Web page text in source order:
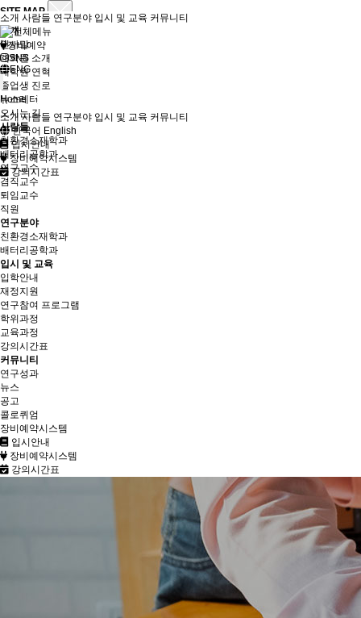
SITE MAP
소개
인사말
대학원 소개
대학원 연혁
졸업생 진로
뉴스레터
오시는 길
사람들
친환경소재학과
배터리공학과
연구교수
겸직교수
퇴임교수
직원
연구분야
친환경소재학과
배터리공학과
입시 및 교육
입학안내
재정지원
연구참여 프로그램
학위과정
교육과정
강의시간표
커뮤니티
연구성과
뉴스
공고
콜로퀴엄
장비예약시스템
입시안내
장비예약시스템
강의시간표
소개 사람들 연구분야 입시 및 교육 커뮤니티
장비예약
SNS
ENG
Home
소개 사람들 연구분야 입시 및 교육 커뮤니티
한국어 English
입시안내
장비예약시스템
강의시간표